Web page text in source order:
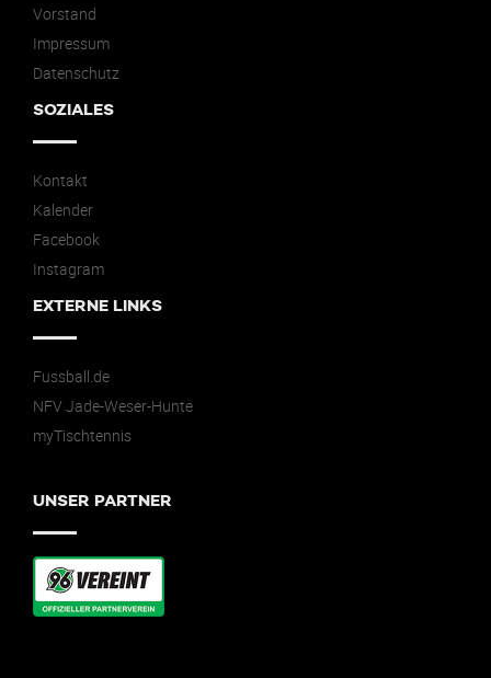
Vorstand
Impressum
Datenschutz
SOZIALES
Kontakt
Kalender
Facebook
Instagram
EXTERNE LINKS
Fussball.de
NFV Jade-Weser-Hunte
myTischtennis
UNSER PARTNER